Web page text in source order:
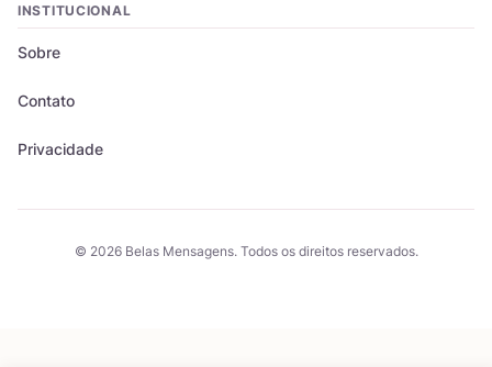
INSTITUCIONAL
Sobre
Contato
Privacidade
© 2026 Belas Mensagens. Todos os direitos reservados.